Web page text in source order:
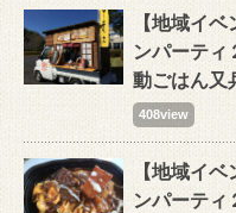
【地域イ
ンパーテ
動ごはん又
408view
【地域イ
ンパーテ